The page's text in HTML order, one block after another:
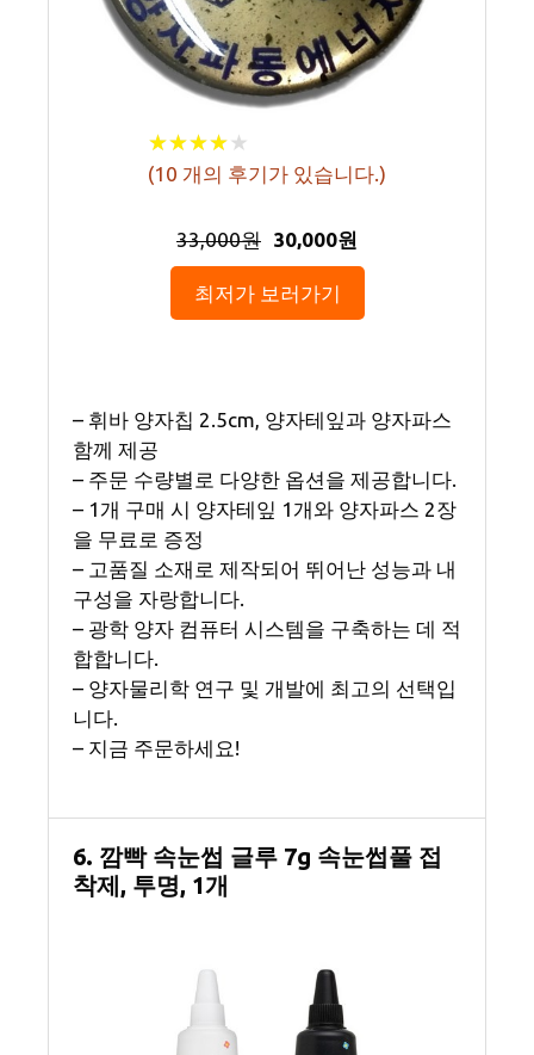
★★★★★
★★★★★
(10 개의 후기가 있습니다.)
33,000원 30,000원
최저가 보러가기
– 휘바 양자칩 2.5cm, 양자테잎과 양자파스
함께 제공
– 주문 수량별로 다양한 옵션을 제공합니다.
– 1개 구매 시 양자테잎 1개와 양자파스 2장
을 무료로 증정
– 고품질 소재로 제작되어 뛰어난 성능과 내
구성을 자랑합니다.
– 광학 양자 컴퓨터 시스템을 구축하는 데 적
합합니다.
– 양자물리학 연구 및 개발에 최고의 선택입
니다.
– 지금 주문하세요!
6. 깜빡 속눈썹 글루 7g 속눈썹풀 접
착제, 투명, 1개